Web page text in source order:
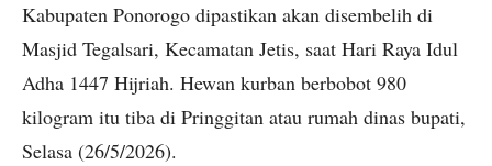
Kabupaten Ponorogo dipastikan akan disembelih di
Masjid Tegalsari, Kecamatan Jetis, saat Hari Raya Idul
Adha 1447 Hijriah. Hewan kurban berbobot 980
kilogram itu tiba di Pringgitan atau rumah dinas bupati,
Selasa (26/5/2026).